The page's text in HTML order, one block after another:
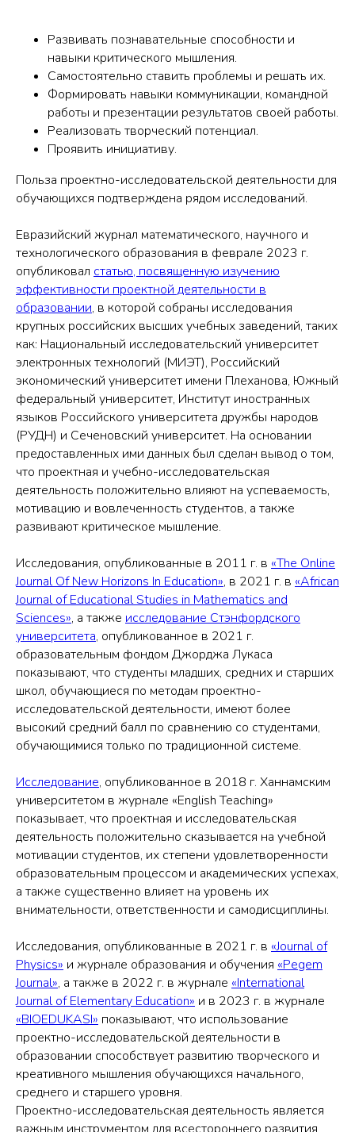
Развивать познавательные способности и
навыки критического мышления.
Самостоятельно ставить проблемы и решать их.
Формировать навыки коммуникации, командной
работы и презентации результатов своей работы.
Реализовать творческий потенциал.
Проявить инициативу.
Польза проектно-исследовательской деятельности для
обучающихся подтверждена рядом исследований.
Евразийский журнал математического, научного и
технологического образования в феврале 2023 г.
опубликовал статью, посвященную изучению
эффективности проектной деятельности в
образовании, в которой собраны исследования
крупных российских высших учебных заведений, таких
как: Национальный исследовательский университет
электронных технологий (МИЭТ), Российский
экономический университет имени Плеханова, Южный
федеральный университет, Институт иностранных
языков Российского университета дружбы народов
(РУДН) и Сеченовский университет. На основании
предоставленных ими данных был сделан вывод о том,
что проектная и учебно-исследовательская
деятельность положительно влияют на успеваемость,
мотивацию и вовлеченность студентов, а также
развивают критическое мышление.
Исследования, опубликованные в 2011 г. в «The Online
Journal Of New Horizons In Education», в 2021 г. в «African
Journal of Educational Studies in Mathematics and
Sciences», а также исследование Стэнфордского
университета, опубликованное в 2021 г.
образовательным фондом Джорджа Лукаса
показывают, что студенты младших, средних и старших
школ, обучающиеся по методам проектно-
исследовательской деятельности, имеют более
высокий средний балл по сравнению со студентами,
обучающимися только по традиционной системе.
Исследование, опубликованное в 2018 г. Ханнамским
университетом в журнале «English Teaching»
показывает, что проектная и исследовательская
деятельность положительно сказывается на учебной
мотивации студентов, их степени удовлетворенности
образовательным процессом и академических успехах,
а также существенно влияет на уровень их
внимательности, ответственности и самодисциплины.
Исследования, опубликованные в 2021 г. в «Journal of
Physics» и журнале образования и обучения «Pegem
Journal», а также в 2022 г. в журнале «International
Journal of Elementary Education» и в 2023 г. в журнале
«BIOEDUKASI» показывают, что использование
проектно-исследовательской деятельности в
образовании способствует развитию творческого и
креативного мышления обучающихся начального,
среднего и старшего уровня.
Проектно-исследовательская деятельность является